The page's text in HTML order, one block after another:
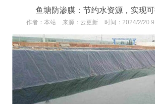
鱼塘防渗膜：节约水资源，实现
作者： 本站 来源： 云更新 时间： 2024/2/20